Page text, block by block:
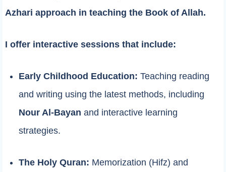
Azhari approach in teaching the Book of Allah.
I offer interactive sessions that include:
Early Childhood Education: Teaching reading
and writing using the latest methods, including
Nour Al-Bayan and interactive learning
strategies.
The Holy Quran: Memorization (Hifz) and